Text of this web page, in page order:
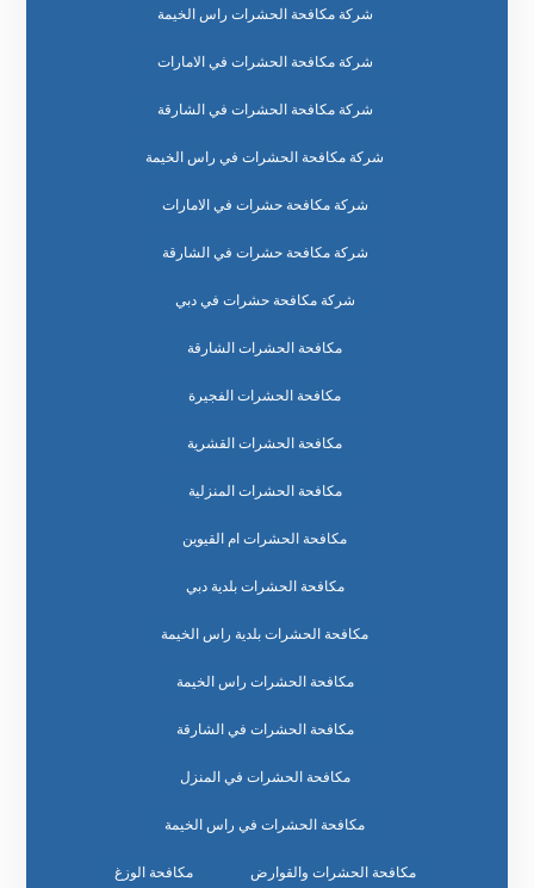
شركة مكافحة الحشرات راس الخيمة
شركة مكافحة الحشرات في الامارات
شركة مكافحة الحشرات في الشارقة
شركة مكافحة الحشرات في راس الخيمة
شركة مكافحة حشرات في الامارات
شركة مكافحة حشرات في الشارقة
شركة مكافحة حشرات في دبي
مكافحة الحشرات الشارقة
مكافحة الحشرات الفجيرة
مكافحة الحشرات القشرية
مكافحة الحشرات المنزلية
مكافحة الحشرات ام القيوين
مكافحة الحشرات بلدية دبي
مكافحة الحشرات بلدية راس الخيمة
مكافحة الحشرات راس الخيمة
مكافحة الحشرات في الشارقة
مكافحة الحشرات في المنزل
مكافحة الحشرات في راس الخيمة
مكافحة الحشرات والقوارض مكافحة الوزغ